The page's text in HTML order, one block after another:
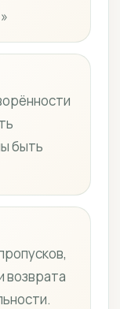
быть
возврата